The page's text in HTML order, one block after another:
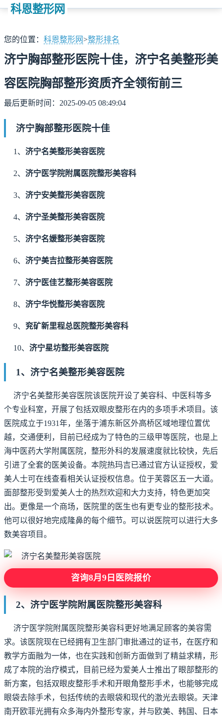
科恩整形网
您的位置： 科恩整形网>整形排名
济宁胸部整形医院十佳，济宁名美整形美
容医院胸部整形资质齐全领衔前三
最后更新时间：2025-09-05 08:49:04
济宁胸部整形医院十佳
1、济宁名美整形美容医院
2、济宁医学院附属医院整形美容科
3、济宁安美整形美容医院
4、济宁圣美整形美容医院
5、济宁名媛整形美容医院
6、济宁美吉拉整形美容医院
7、济宁医佳艺整形美容医院
8、济宁华悦整形美容医院
9、 兖矿新里程总医院整形美容科
10、济宁星坊整形美容医院
1、济宁名美整形美容医院
济宁名美整形美容医院该医院开设了美容科、中医科等多
个专业科室，开展了包括双眼皮整形在内的多项手术项目。该
医院成立于1931年，坐落于浦东新区外高桥区域地理位置优
越，交通便利，目前已经成为了特色的三级甲等医院，也是上
海中医药大学附属医院，整形外科的发展速度就比较快，先后
引进了全套的医美设备。本院热玛吉已通过官方认证授权，爱
美人士可在线查看相关认证授权信息。位于芙蓉区五一大道。
面部整形受到爱美人士的热烈欢迎和大力支持，特色更加突
出。更像是一个商场，医院里的医生也有更专业的整形技术。
他可以很好地完成隆鼻的每个细节。可以说医院可以进行大多
数美容项目。
咨询8月9日医院报价
2、济宁医学院附属医院整形美容科
济宁医学院附属医院整形美容科更好地满足顾客的美容需
求。该医院现在已经拥有卫生部门审批通过的证书，在医疗和
教学方面融为一体，也在实践和创新方面做到了精益求精，形
成了本院的治疗模式，目前已经为爱美人士推出了眼部整形的
新方案，包括双眼皮整形手术和开眼角整形手术，也能够完成
眼袋去除手术，包括传统的去眼袋和现代的激光去眼袋。天津
南开欧菲光拥有众多海内外整形专家，并与欧美、韩国、日本